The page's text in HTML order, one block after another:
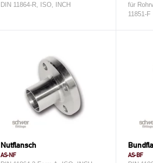
DIN 11864-R, ISO, INCH
für
11851-F
Nutflansch
AS-NF
AS-BF